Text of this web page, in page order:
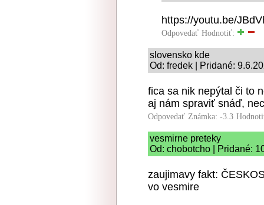
https://youtu.be/
Odpovedať Hodnotiť:
slovensko kde
Od: fredek | Pridané:
fica sa nik nepýtal či to
aj nám spraviť snáď,
Odpovedať Známka: -3.3
vesmirne preteky
Od: chobotcho | Pridané:
zaujimavy fakt:
vo vesmire